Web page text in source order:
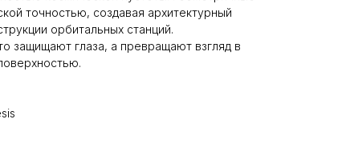
точностью, создавая архитектурный
орбитальных станций.
защищают глаза, а превращают взгляд в